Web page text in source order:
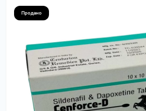
Продано